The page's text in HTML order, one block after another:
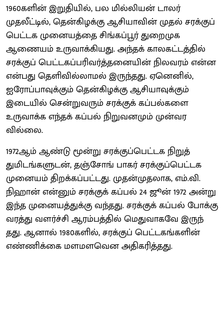
1960களின் இறுதி​யில், பல மில்​லியன் டாலர்
முதலீட்டில், தென்​கிழக்கு ஆசியாவின் முதல் சரக்​குப்​
பெட்டக முனையத்தை சிங்​கப்​பூர் துறைமுக
ஆணையம் உருவாக்​கியது. அந்தக் காலகட்டத்​தில்
சரக்​குப் பெட்டகப்பரிவர்த்​தனை​யின் நிலவரம் என்ன
என்பது தெளிவில்​லாமல் இருந்​தது. ஏனெனில்,
ஐரோப்​பாவுக்​கும் தென்​கிழக்கு ஆசியா​வுக்​கும்
இடையில் சென்​று​வரும் சரக்​குக் கப்பல்களை
உருவாக்க எந்தக் கப்பல் நிறு​வனமும் முன்​வர​
வில்லை.
1972ஆம் ஆண்டு மூன்று சரக்​குப்​பெட்டக நிறுத்​
துமிடங்​களு​டன், தஞ்சோங் பாகர் சரக்​குப்​பெட்டக
முனையம் திறக்​கப்பட்டது. முதன்​முதலாக, எம்.வி.
நிஹான் என்னும் சரக்​குக் கப்பல் 24 ஜூன் 1972 அன்று
இந்த முனையத்​துக்கு வந்தது. சரக்​குக் கப்பல் போக்​கு​
வரத்து வளர்ச்சி ஆரம்​பத்​தில் மெது​வாகவே இருந்​
தது. ஆனால் 1980களில், சரக்​குப் பெட்டகங்​களின்
எண்ணிக்கை மளமளவென அதிகரித்​தது.